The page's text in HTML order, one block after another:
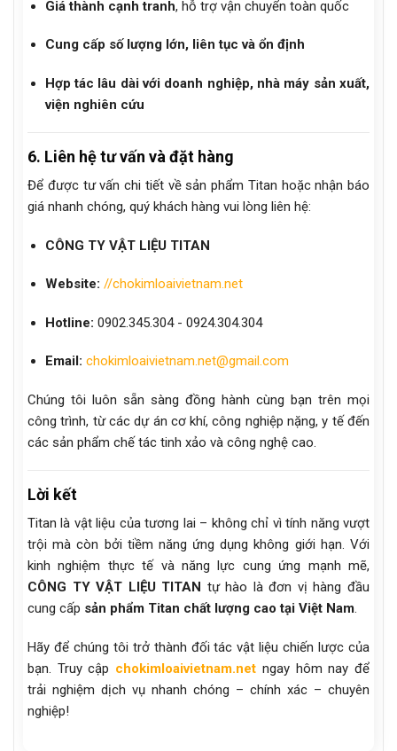
Giá thành cạnh tranh, hỗ trợ vận chuyển toàn quốc
Cung cấp số lượng lớn, liên tục và ổn định
Hợp tác lâu dài với doanh nghiệp, nhà máy sản xuất,
viện nghiên cứu
6. Liên hệ tư vấn và đặt hàng
Để được tư vấn chi tiết về sản phẩm Titan hoặc nhận báo
giá nhanh chóng, quý khách hàng vui lòng liên hệ:
CÔNG TY VẬT LIỆU TITAN
Website: //chokimloaivietnam.net
Hotline: 0902.345.304 - 0924.304.304
Email: chokimloaivietnam.net@gmail.com
Chúng tôi luôn sẵn sàng đồng hành cùng bạn trên mọi
công trình, từ các dự án cơ khí, công nghiệp nặng, y tế đến
các sản phẩm chế tác tinh xảo và công nghệ cao.
Lời kết
Titan là vật liệu của tương lai – không chỉ vì tính năng vượt
trội mà còn bởi tiềm năng ứng dụng không giới hạn. Với
kinh nghiệm thực tế và năng lực cung ứng mạnh mẽ,
CÔNG TY VẬT LIỆU TITAN tự hào là đơn vị hàng đầu
cung cấp sản phẩm Titan chất lượng cao tại Việt Nam.
Hãy để chúng tôi trở thành đối tác vật liệu chiến lược của
bạn. Truy cập chokimloaivietnam.net ngay hôm nay để
trải nghiệm dịch vụ nhanh chóng – chính xác – chuyên
nghiệp!